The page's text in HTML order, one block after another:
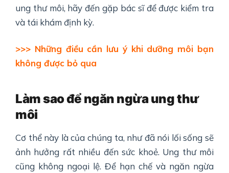
ung thư môi, hãy đến gặp bác sĩ để được kiểm tra
và tái khám định kỳ.
>>> Những điều cần lưu ý khi dưỡng môi bạn
không được bỏ qua
Làm sao để ngăn ngừa ung thư
môi
Cơ thể này là của chúng ta, như đã nói lối sống sẽ
ảnh hưởng rất nhiều đến sức khoẻ. Ung thư môi
cũng không ngoại lệ. Để hạn chế và ngăn ngừa